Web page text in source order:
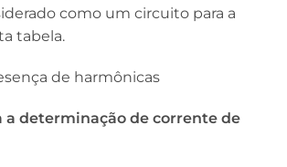
como um circuito para a
tabela.
de harmônicas
a determinação de corrente de